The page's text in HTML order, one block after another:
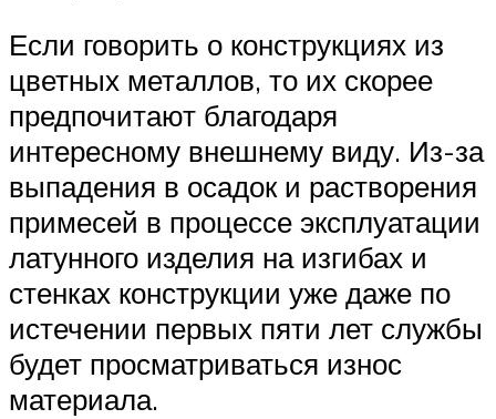
Если говорить о конструкциях из
цветных металлов, то их скорее
предпочитают благодаря
интересному внешнему виду. Из-за
выпадения в осадок и растворения
примесей в процессе эксплуатации
латунного изделия на изгибах и
стенках конструкции уже даже по
истечении первых пяти лет службы
будет просматриваться износ
материала.